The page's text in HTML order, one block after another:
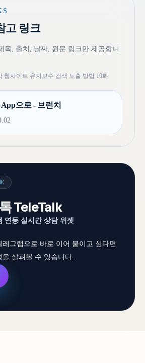
고 링크
목, 출처, 날짜, 원문 링크만 제공합니
웹사이트 유지보수 검색 노출 방법 10화
으로 - 브런치
TeleTalk
연동 실시간 상담 위젯
그램으로 바로 이어 붙이고 싶다면
을 살펴볼 수 있습니다.